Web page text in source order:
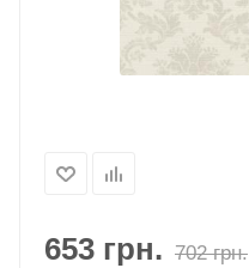
653 грн. 702грн.